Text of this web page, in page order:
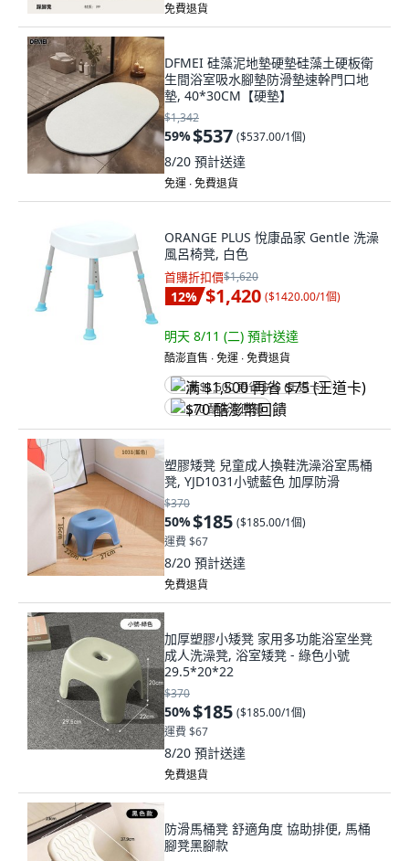
免費退貨
DFMEI 硅藻泥地墊硬墊硅藻土硬板衛
生間浴室吸水腳墊防滑墊速幹門口地
墊, 40*30CM【硬墊】
$1,342
59%$537 ($537.00/1個)
8/20 預計送達
免運 ∙ 免費退貨
ORANGE PLUS 悅康品家 Gentle 洗澡
風呂椅凳, 白色
首購折扣價$1,620
12% $1,420 ($1420.00/1個)
明天 8/11 (二) 預計送達
酷澎直售 ∙ 免運 ∙ 免費退貨
满 $1,500 再省 $75 (王道卡)
$70 酷澎幣回饋
塑膠矮凳 兒童成人換鞋洗澡浴室馬桶
凳, YJD1031小號藍色 加厚防滑
$370
50%$185 ($185.00/1個)
運費 $67
8/20 預計送達
免費退貨
加厚塑膠小矮凳 家用多功能浴室坐凳
成人洗澡凳, 浴室矮凳 - 綠色小號
29.5*20*22
$370
50%$185 ($185.00/1個)
運費 $67
8/20 預計送達
免費退貨
防滑馬桶凳 舒適角度 協助排便, 馬桶
腳凳黑腳款